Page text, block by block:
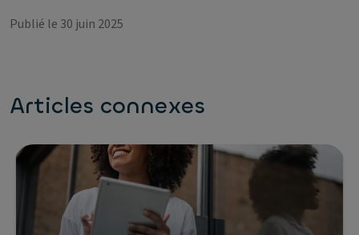
Publié le 30 juin 2025
Articles connexes